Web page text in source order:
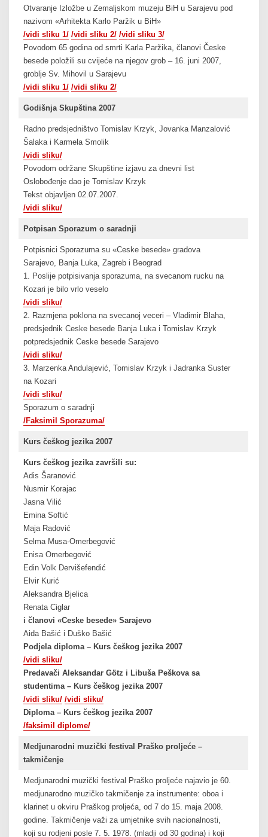
Otvaranje Izložbe u Zemaljskom muzeju BiH u Sarajevu pod
nazivom «Arhitekta Karlo Paržik u BiH»
/vidi sliku 1/ /vidi sliku 2/ /vidi sliku 3/
Povodom 65 godina od smrti Karla Paržika, članovi Česke
besede položili su cvijeće na njegov grob – 16. juni 2007,
groblje Sv. Mihovil u Sarajevu
/vidi sliku 1/ /vidi sliku 2/
Godišnja Skupština 2007
Radno predsjedništvo Tomislav Krzyk, Jovanka Manzalović
Šalaka i Karmela Smolik
/vidi sliku/
Povodom održane Skupštine izjavu za dnevni list
Oslobođenje dao je Tomislav Krzyk
Tekst objavljen 02.07.2007.
/vidi sliku/
Potpisan Sporazum o saradnji
Potpisnici Sporazuma su «Ceske besede» gradova
Sarajevo, Banja Luka, Zagreb i Beograd
1. Poslije potpisivanja sporazuma, na svecanom rucku na
Kozari je bilo vrlo veselo
/vidi sliku/
2. Razmjena poklona na svecanoj veceri – Vladimir Blaha,
predsjednik Ceske besede Banja Luka i Tomislav Krzyk
potpredsjednik Ceske besede Sarajevo
/vidi sliku/
3. Marzenka Andulajević, Tomislav Krzyk i Jadranka Suster
na Kozari
/vidi sliku/
Sporazum o saradnji
/Faksimil Sporazuma/
Kurs češkog jezika 2007
Kurs češkog jezika završili su:
Adis Šaranović
Nusmir Korajac
Jasna Vilić
Emina Softić
Maja Radović
Selma Musa-Omerbegović
Enisa Omerbegović
Edin Volk Dervišefendić
Elvir Kurić
Aleksandra Bjelica
Renata Ciglar
i članovi «Ceske besede» Sarajevo
Aida Bašić i Duško Bašić
Podjela diploma – Kurs češkog jezika 2007
/vidi sliku/
Predavači Aleksandar Götz i Libuša Peškova sa
studentima – Kurs češkog jezika 2007
/vidi sliku/ /vidi sliku/
Diploma – Kurs češkog jezika 2007
/faksimil diplome/
Medjunarodni muzički festival Praško proljeće –
takmičenje
Medjunarodni muzički festival Praško proljeće najavio je 60.
medjunarodno muzičko takmičenje za instrumente: oboa i
klarinet u okviru Praškog proljeća, od 7 do 15. maja 2008.
godine. Takmičenje važi za umjetnike svih nacionalnosti,
koji su rodjeni posle 7. 5. 1978. (mladji od 30 godina) i koji